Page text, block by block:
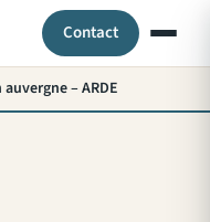
Contact
– ARDE